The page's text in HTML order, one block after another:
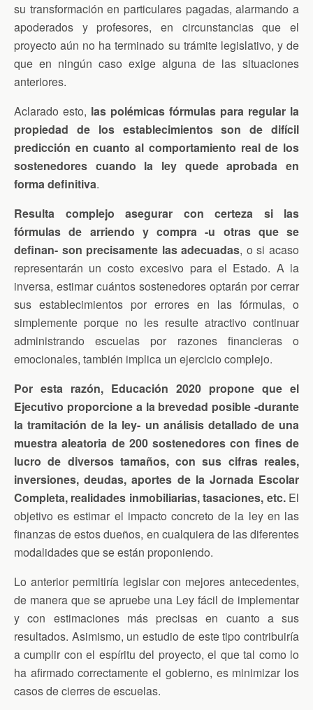
su transformación en particulares pagadas, alarmando a
apoderados y profesores, en circunstancias que el
proyecto aún no ha terminado su trámite legislativo, y de
que en ningún caso exige alguna de las situaciones
anteriores.
Aclarado esto, las polémicas fórmulas para regular la
propiedad de los establecimientos son de difícil
predicción en cuanto al comportamiento real de los
sostenedores cuando la ley quede aprobada en
forma definitiva.
Resulta complejo asegurar con certeza si las
fórmulas de arriendo y compra -u otras que se
definan- son precisamente las adecuadas, o si acaso
representarán un costo excesivo para el Estado. A la
inversa, estimar cuántos sostenedores optarán por cerrar
sus establecimientos por errores en las fórmulas, o
simplemente porque no les resulte atractivo continuar
administrando escuelas por razones financieras o
emocionales, también implica un ejercicio complejo.
Por esta razón, Educación 2020 propone que el
Ejecutivo proporcione a la brevedad posible -durante
la tramitación de la ley- un análisis detallado de una
muestra aleatoria de 200 sostenedores con fines de
lucro de diversos tamaños, con sus cifras reales,
inversiones, deudas, aportes de la Jornada Escolar
Completa, realidades inmobiliarias, tasaciones, etc. El
objetivo es estimar el impacto concreto de la ley en las
finanzas de estos dueños, en cualquiera de las diferentes
modalidades que se están proponiendo.
Lo anterior permitiría legislar con mejores antecedentes,
de manera que se apruebe una Ley fácil de implementar
y con estimaciones más precisas en cuanto a sus
resultados. Asimismo, un estudio de este tipo contribuiría
a cumplir con el espíritu del proyecto, el que tal como lo
ha afirmado correctamente el gobierno, es minimizar los
casos de cierres de escuelas.